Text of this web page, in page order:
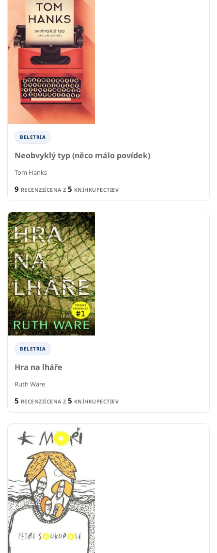
BELETRIA
Neobvyklý typ (něco málo povídek)
Tom Hanks
9 RECENZIÍCENA Z 5 KNÍHKUPECTIEV
BELETRIA
Hra na lháře
Ruth Ware
5 RECENZIÍCENA Z 5 KNÍHKUPECTIEV